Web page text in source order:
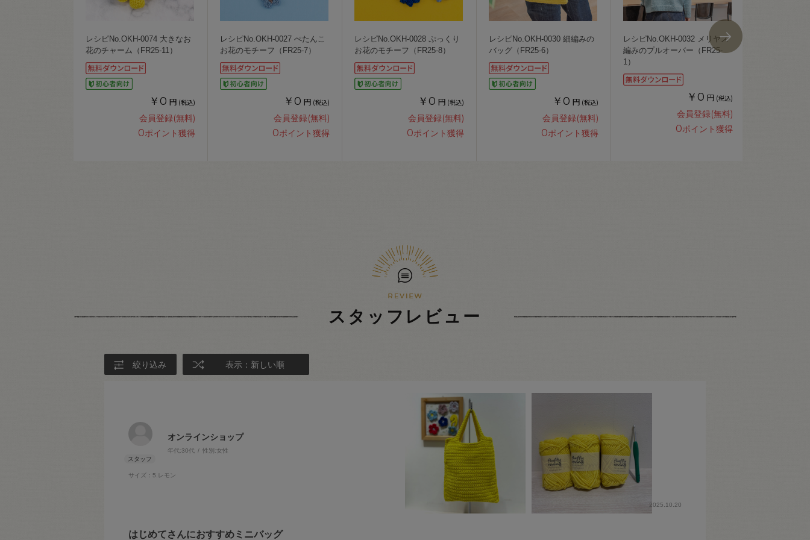
レシピNo.OKH-0074 大きなお
花のチャーム（FR25-11）
￥0 円 (税込)
会員登録(無料)
0ポイント獲得
レシピNo.OKH-0027 ぺたんこ
お花のモチーフ（FR25-7）
￥0 円 (税込)
会員登録(無料)
0ポイント獲得
レシピNo.OKH-0028 ぷっくり
お花のモチーフ（FR25-8）
￥0 円 (税込)
会員登録(無料)
0ポイント獲得
レシピNo.OKH-0030 細編みの
バッグ（FR25-6）
￥0 円 (税込)
会員登録(無料)
0ポイント獲得
レシピNo.OKH-0032 メリヤス
編みのプルオーバー（FR25-
1）
￥0 円 (税込)
会員登録(無料)
0ポイント獲得
スタッフレビュー
絞り込み 表示：新しい順
オンラインショップ
年代:30代 性別:女性
サイズ：5.レモン
2025.10.20
はじめてさんにおすすめミニバッグ